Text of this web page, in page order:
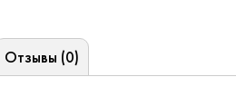
Отзывы (0)